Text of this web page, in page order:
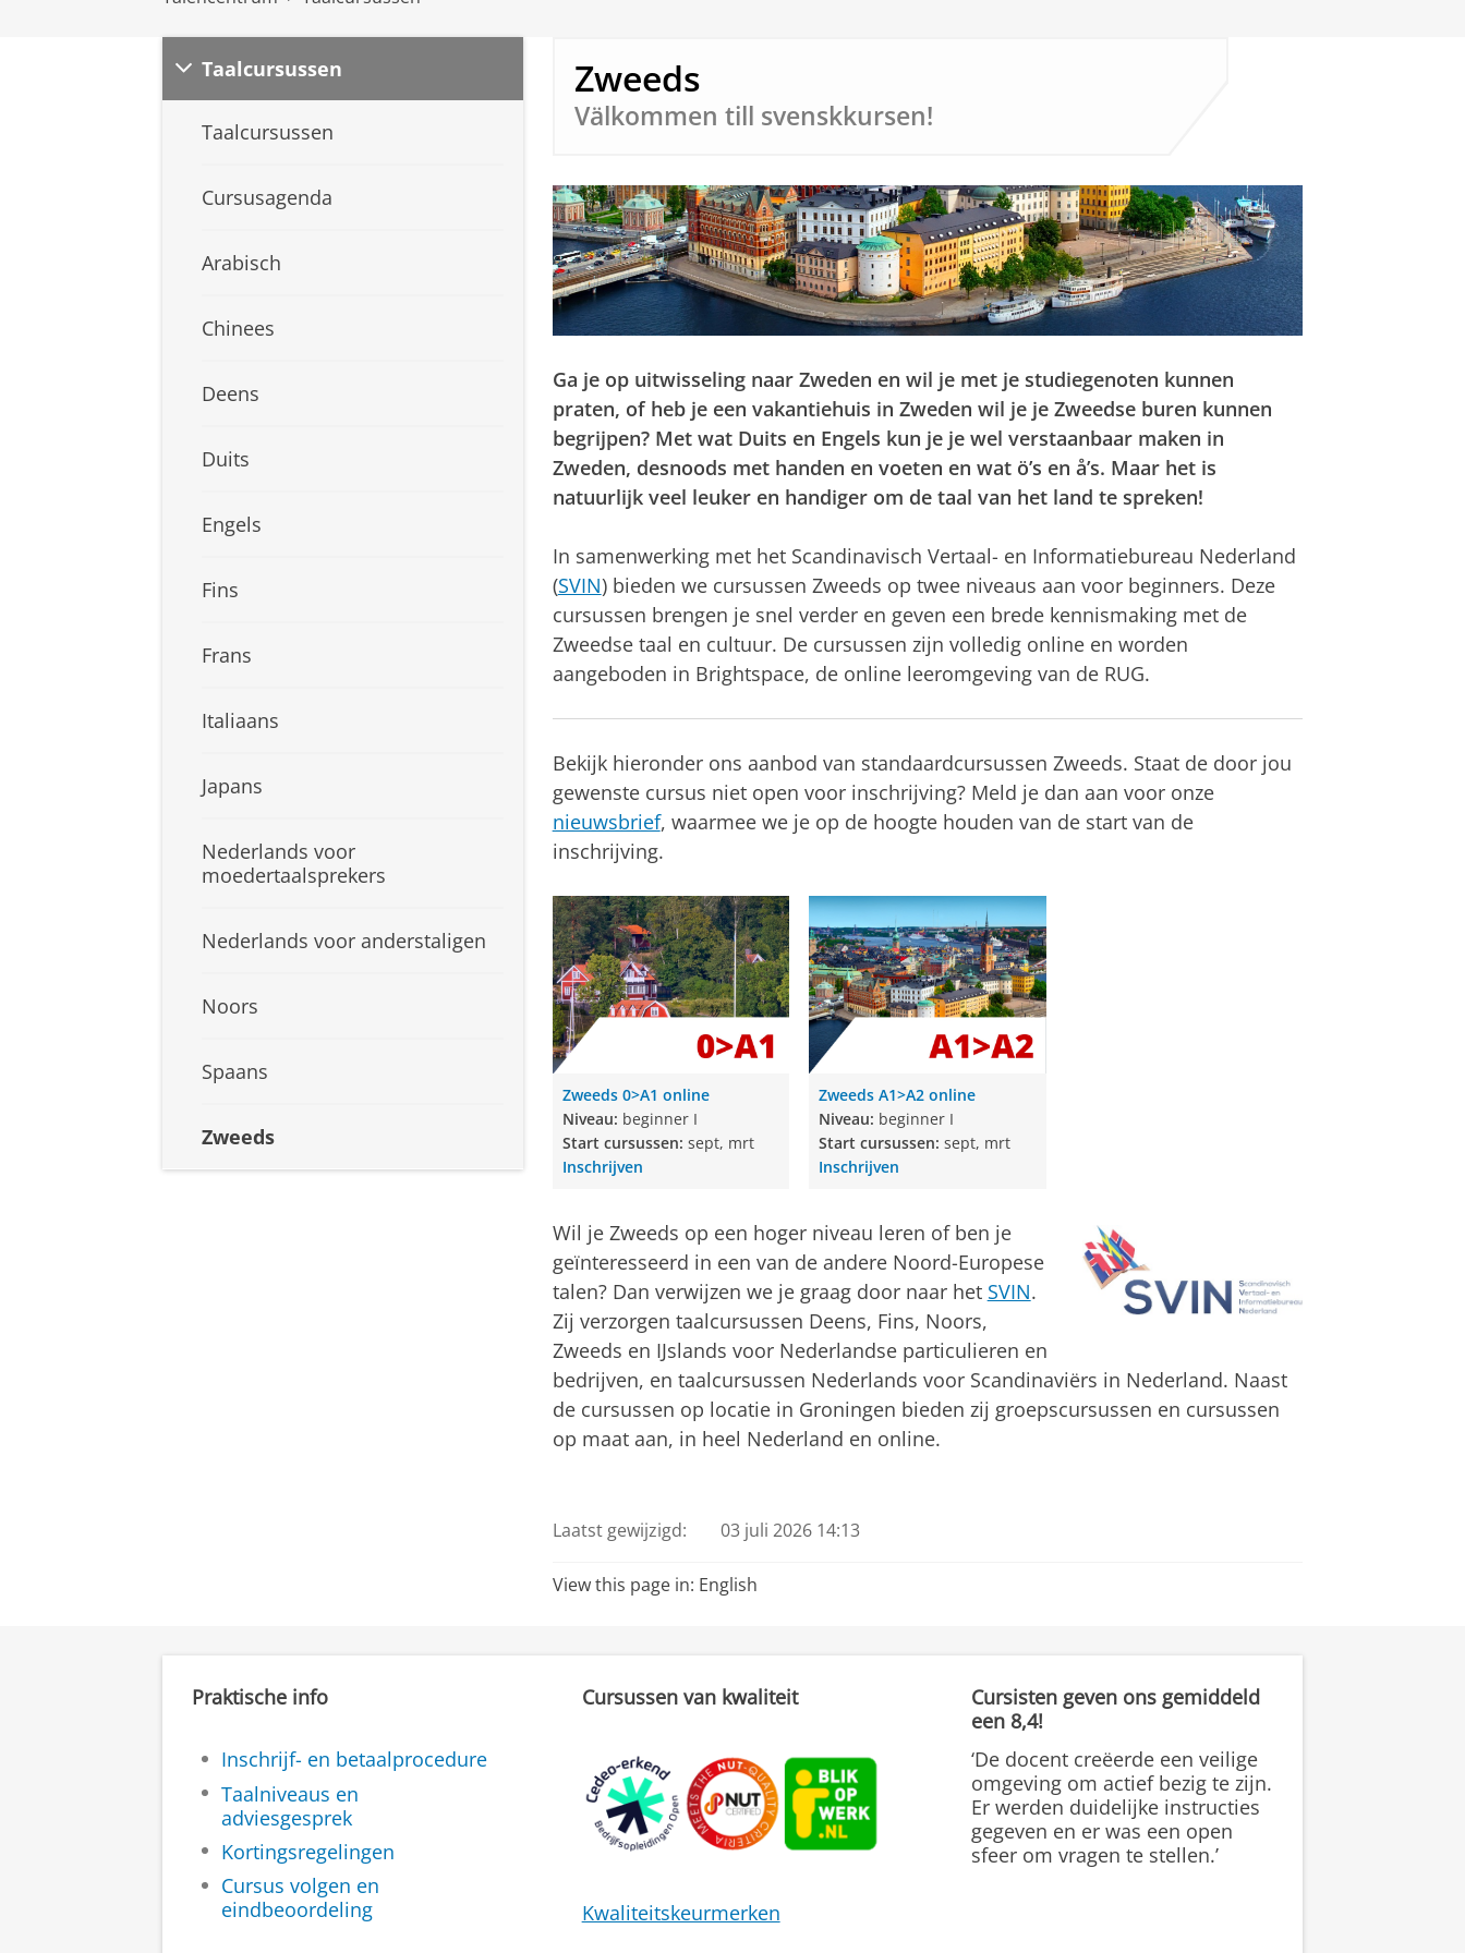
Taalcursussen
Taalcursussen
Cursusagenda
Arabisch
Chinees
Deens
Duits
Engels
Fins
Frans
Italiaans
Japans
Nederlands voor
moedertaalsprekers
Nederlands voor anderstaligen
Noors
Spaans
Zweeds
Zweeds
Välkommen till svenskkursen!
Ga je op uitwisseling naar Zweden en wil je met je studiegenoten kunnen
praten, of heb je een vakantiehuis in Zweden wil je je Zweedse buren kunnen
begrijpen? Met wat Duits en Engels kun je je wel verstaanbaar maken in
Zweden, desnoods met handen en voeten en wat ö’s en å’s. Maar het is
natuurlijk veel leuker en handiger om de taal van het land te spreken!
In samenwerking met het Scandinavisch Vertaal- en Informatiebureau Nederland
(SVIN) bieden we cursussen Zweeds op twee niveaus aan voor beginners. Deze
cursussen brengen je snel verder en geven een brede kennismaking met de
Zweedse taal en cultuur. De cursussen zijn volledig online en worden
aangeboden in Brightspace, de online leeromgeving van de RUG.
Bekijk hieronder ons aanbod van standaardcursussen Zweeds. Staat de door jou
gewenste cursus niet open voor inschrijving? Meld je dan aan voor onze
nieuwsbrief, waarmee we je op de hoogte houden van de start van de
inschrijving.
Zweeds 0>A1 online
Niveau: beginner I
Start cursussen: sept, mrt
Inschrijven
Zweeds A1>A2 online
Niveau: beginner I
Start cursussen: sept, mrt
Inschrijven
Wil je Zweeds op een hoger niveau leren of ben je
geïnteresseerd in een van de andere Noord-Europese
talen? Dan verwijzen we je graag door naar het SVIN.
Zij verzorgen taalcursussen Deens, Fins, Noors,
Zweeds en IJslands voor Nederlandse particulieren en
bedrijven, en taalcursussen Nederlands voor Scandinaviërs in Nederland. Naast
de cursussen op locatie in Groningen bieden zij groepscursussen en cursussen
op maat aan, in heel Nederland en online.
Laatst gewijzigd: 03 juli 2026 14:13
View this page in: English
Praktische info
Inschrijf- en betaalprocedure
Taalniveaus en
adviesgesprek
Kortingsregelingen
Cursus volgen en
eindbeoordeling
Cursussen van kwaliteit
Kwaliteitskeurmerken
Cursisten geven ons gemiddeld
een 8,4!
‘De docent creëerde een veilige
omgeving om actief bezig te zijn.
Er werden duidelijke instructies
gegeven en er was een open
sfeer om vragen te stellen.’